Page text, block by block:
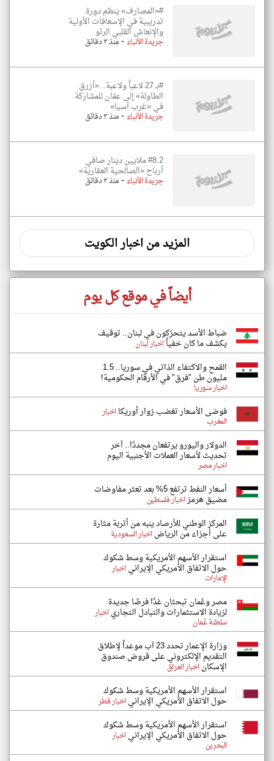
#«المصارف» ينظم دورة
تدريبية في الإسعافات الأولية
والإنعاش القلبي الرئو
جريدة الأنباء -منذ ٣ دقائق
#بـ 27 لاعباً ولاعبة.. «أزرق
الطاولة» إلى عمّان للمشاركة
في «غرب آسيا»
جريدة الأنباء -منذ ٣ دقائق
#8.2 ملايين دينار صافي
أرباح «الصالحية العقارية»
جريدة الأنباء -منذ ٣ دقائق
المزيد من اخبار الكويت
أيضاً في موقع كل يوم
ضباط الأسد يتحرّكون في لبنان.. توقيف
يكشف ما كان خفياًاخبار لبنان
القمح والاكتفاء الذاتي في سوريا.. 1.5
مليون طن "فرق" في الأرقام الحكومية!
اخبار سوريا
فوضى الأسعار تغضب زوار أوريكااخبار
المغرب
الدولار واليورو يرتفعان مجددًا.. آخر
تحديث لأسعار العملات الأجنبية اليوم
اخبار مصر
أسعار النفط ترتفع 5% بعد تعثر مفاوضات
مضيق هرمزاخبار فلسطين
المركز الوطني للأرصاد ينبه من أتربة مثارة
على أجزاء من الرياضاخبار السعودية
استقرار الأسهم الأمريكية وسط شكوك
حول الاتفاق الأمريكي الإيرانياخبار
الإمارات
مصر وعُمان تبحثان غدًا فرصًا جديدة
لزيادة الاستثمارات والتبادل التجارياخبار
سلطنة عُمان
وزارة الإعمار تحدد 23 آب موعداً لإطلاق
التقديم الإلكتروني على قروض صندوق
الإسكاناخبار العراق
استقرار الأسهم الأمريكية وسط شكوك
حول الاتفاق الأمريكي الإيرانياخبار قطر
استقرار الأسهم الأمريكية وسط شكوك
حول الاتفاق الأمريكي الإيرانياخبار
البحرين